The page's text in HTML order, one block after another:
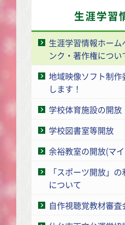
生涯学習
生涯学習情報ホーム
ンク・著作権につい
地域映像ソフト制作
します！
学校体育施設の開放
学校図書室等開放
余裕教室の開放(マ
「スポーツ開放」
について
自作視聴覚教材審査